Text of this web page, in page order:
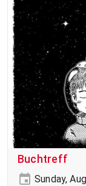
Buchtreff
Sunday,